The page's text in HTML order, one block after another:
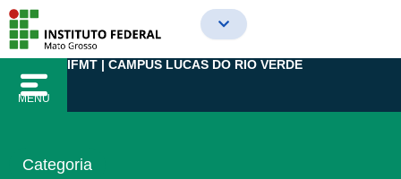
para
conteúdo
MENU
IFMT | CAMPUS LUCAS DO RIO VERDE
Categoria